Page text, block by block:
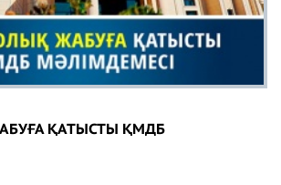
ҚАТЫСТЫ ҚМДБ